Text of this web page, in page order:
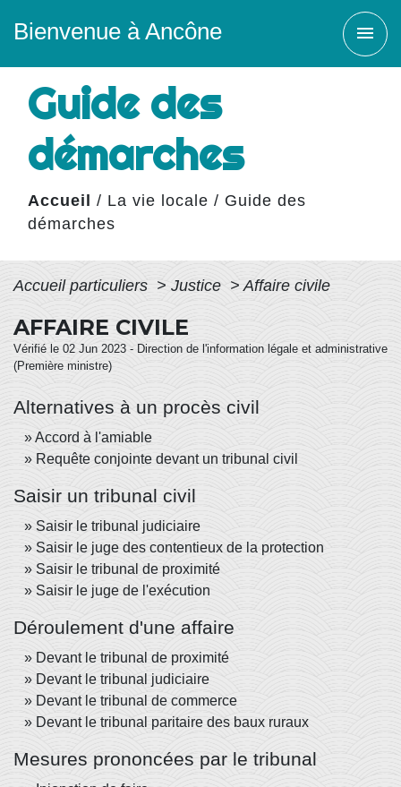
Bienvenue à Ancône menu
Guide des
démarches
Accueil / La vie locale / Guide des
démarches
Accueil particuliers > Justice > Affaire civile
AFFAIRE CIVILE
Vérifié le 02 Jun 2023 - Direction de l'information légale et administrative
(Première ministre)
Alternatives à un procès civil
Accord à l'amiable
Requête conjointe devant un tribunal civil
Saisir un tribunal civil
Saisir le tribunal judiciaire
Saisir le juge des contentieux de la protection
Saisir le tribunal de proximité
Saisir le juge de l'exécution
Déroulement d'une affaire
Devant le tribunal de proximité
Devant le tribunal judiciaire
Devant le tribunal de commerce
Devant le tribunal paritaire des baux ruraux
Mesures prononcées par le tribunal